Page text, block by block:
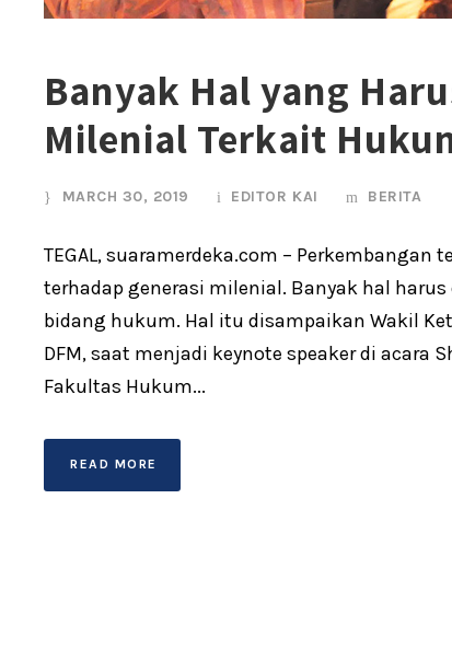
Banyak Hal yang
Milenial Terkait
MARCH 30, 2019 EDITOR KAI BERITA
TEGAL, suaramerdeka.com –
terhadap generasi milenial. Banyak hal
bidang hukum. Hal itu disampaikan Wakil
DFM, saat menjadi keynote speaker di acara
Fakultas Hukum...
READ MORE